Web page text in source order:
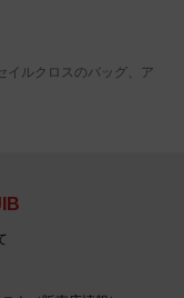
イルクロスのバッグ、ア